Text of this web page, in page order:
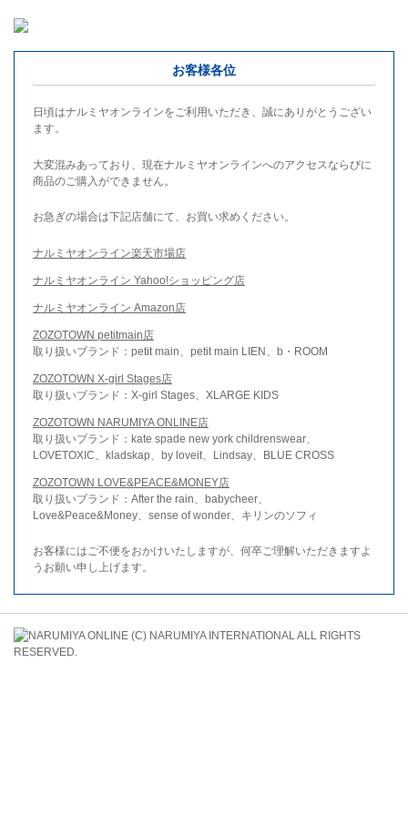
お客様各位
日頃はナルミヤオンラインをご利用いただき、誠にありがとうござい
ます。
大変混みあっており、現在ナルミヤオンラインへのアクセスならびに
商品のご購入ができません。
お急ぎの場合は下記店舗にて、お買い求めください。
ナルミヤオンライン楽天市場店
ナルミヤオンライン Yahoo!ショッピング店
ナルミヤオンライン Amazon店
ZOZOTOWN petitmain店
取り扱いブランド：petit main、petit main LIEN、b・ROOM
ZOZOTOWN X-girl Stages店
取り扱いブランド：X-girl Stages、XLARGE KIDS
ZOZOTOWN NARUMIYA ONLINE店
取り扱いブランド：kate spade new york childrenswear、
LOVETOXIC、kladskap、by loveit、Lindsay、BLUE CROSS
ZOZOTOWN LOVE&PEACE&MONEY店
取り扱いブランド：After the rain、babycheer、
Love&Peace&Money、sense of wonder、キリンのソフィ
お客様にはご不便をおかけいたしますが、何卒ご理解いただきますよ
うお願い申し上げます。